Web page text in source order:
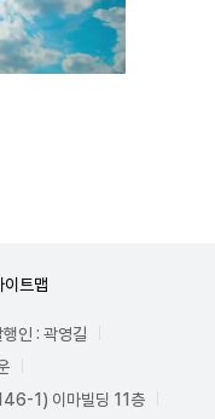
이트맵
행인 : 곽영길
1) 이마빌딩 11층